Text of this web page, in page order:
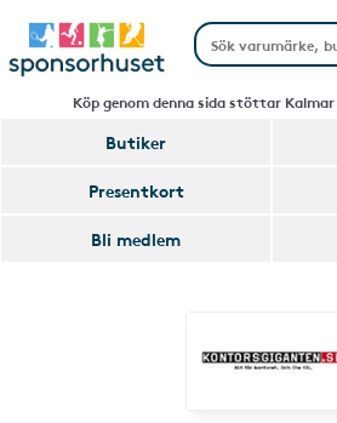
Köp genom denna sida stöttar
Butiker
Presentkort
Bli medlem